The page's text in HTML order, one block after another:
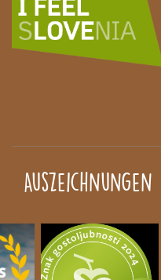
Auszeichnungen